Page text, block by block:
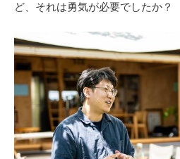
ど、それは勇気が必要でしたか？